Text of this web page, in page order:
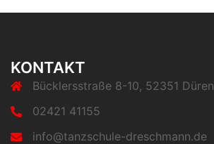
KONTAKT
Bücklersstraße 8-10, 52351 Düren
02421 41155
info@tanzschule-dreschmann.de